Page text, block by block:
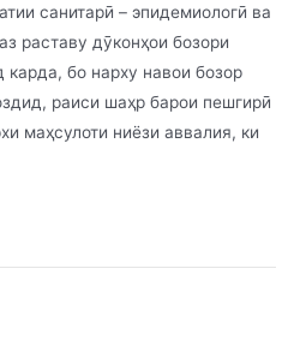
санитарӣ – эпидемиологӣ ва
раставу дӯконҳои бозори
карда, бо нарху навои бозор
раиси шаҳр барои пешгирӣ
маҳсулоти ниёзи аввалия, ки